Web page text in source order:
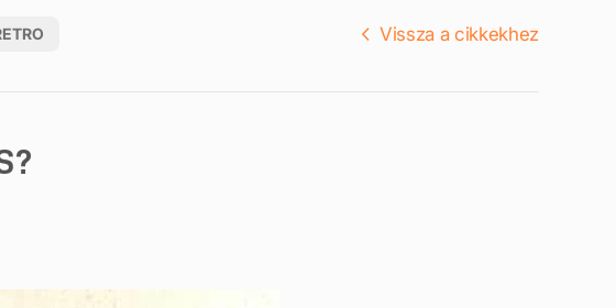
Vissza a cikkekhez